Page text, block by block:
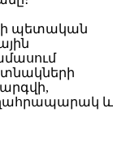
պետական
և